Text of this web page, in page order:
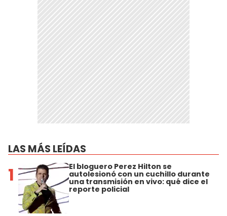
LAS MÁS LEÍDAS
1 El bloguero Perez Hilton se
autolesionó con un cuchillo durante
una transmisión en vivo: qué dice el
reporte policial